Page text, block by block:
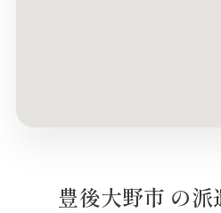
豊後大野市 の